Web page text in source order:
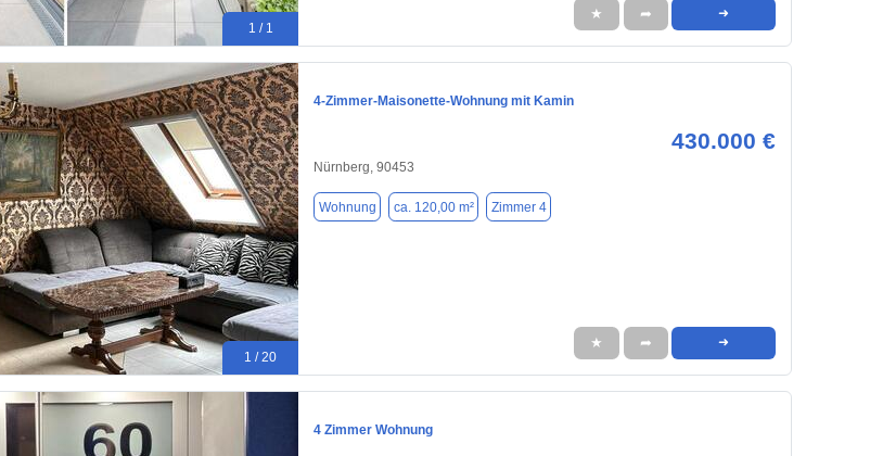
1 / 1
★ ➦ ➜
1 / 20
4-Zimmer-Maisonette-Wohnung mit Kamin
430.000 €
Nürnberg, 90453
Wohnung ca. 120,00 m² Zimmer 4
★ ➦ ➜
4 Zimmer Wohnung